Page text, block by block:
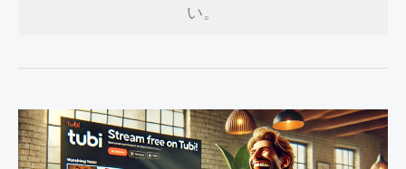
い。
Tubi
ア